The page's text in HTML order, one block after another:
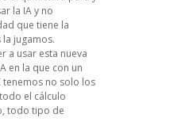
la IA y no
que tiene la
jugamos.
a usar esta nueva
en la que con un
tenemos no solo los
el cálculo
todo tipo de